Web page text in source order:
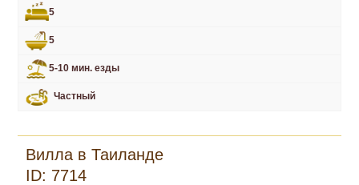
5
5
5-10 мин. езды
Частный
Вилла в Таиланде
ID: 7714